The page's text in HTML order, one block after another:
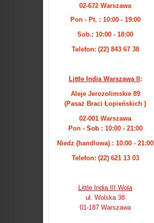
02-672 Warszawa
Pon - Pt. : 10:00 - 19:00
Sob.: 10:00 - 18:00
Telefon: (22) 843 67 38
Little India Warszawa II :
Aleje Jerozolimskie 89
(Pasaż Braci Łopieńskich )
02-001 Warszawa
Pon - Sob: 10:00 - 21:00
Niedz (handlowa) : 10:00 - 21:00
Telefon: (22) 621 13 03
Little India III Wola
ul. Wolska 38
01-187 Warszawa